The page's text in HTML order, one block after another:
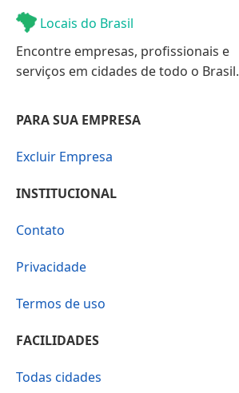
Locais do Brasil
Encontre empresas, profissionais e
serviços em cidades de todo o Brasil.
PARA SUA EMPRESA
Excluir Empresa
INSTITUCIONAL
Contato
Privacidade
Termos de uso
FACILIDADES
Todas cidades